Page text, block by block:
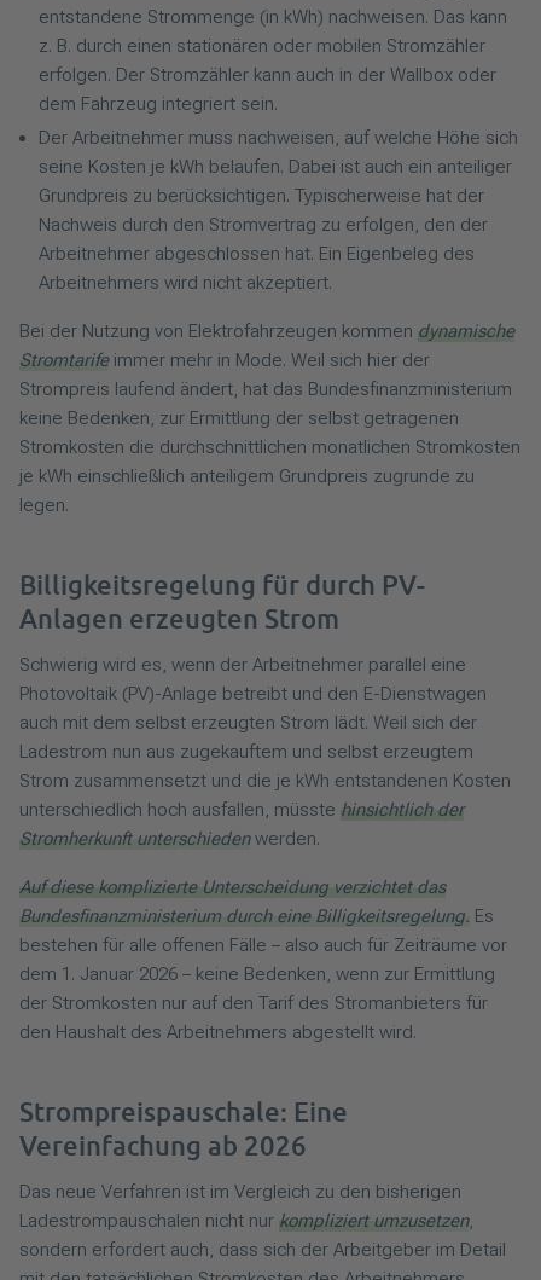
entstandene Strommenge (in kWh) nachweisen. Das kann
z. B. durch einen stationären oder mobilen Stromzähler
erfolgen. Der Stromzähler kann auch in der Wallbox oder
dem Fahrzeug integriert sein.
Der Arbeitnehmer muss nachweisen, auf welche Höhe sich
seine Kosten je kWh belaufen. Dabei ist auch ein anteiliger
Grundpreis zu berücksichtigen. Typischerweise hat der
Nachweis durch den Stromvertrag zu erfolgen, den der
Arbeitnehmer abgeschlossen hat. Ein Eigenbeleg des
Arbeitnehmers wird nicht akzeptiert.
Bei der Nutzung von Elektrofahrzeugen kommen dynamische
Stromtarifeimmer mehr in Mode. Weil sich hier der
Strompreis laufend ändert, hat das Bundesfinanzministerium
keine Bedenken, zur Ermittlung der selbst getragenen
Stromkosten die durchschnittlichen monatlichen Stromkosten
je kWh einschließlich anteiligem Grundpreis zugrunde zu
legen.
Billigkeitsregelung für durch PV-
Anlagen erzeugten Strom
Schwierig wird es, wenn der Arbeitnehmer parallel eine
Photovoltaik (PV)-Anlage betreibt und den E-Dienstwagen
auch mit dem selbst erzeugten Strom lädt. Weil sich der
Ladestrom nun aus zugekauftem und selbst erzeugtem
Strom zusammensetzt und die je kWh entstandenen Kosten
unterschiedlich hoch ausfallen, müsste hinsichtlich der
Stromherkunft unterschiedenwerden.
Auf diese komplizierte Unterscheidung verzichtet das
Bundesfinanzministerium durch eine Billigkeitsregelung. Es
bestehen für alle offenen Fälle – also auch für Zeiträume vor
dem 1. Januar 2026 – keine Bedenken, wenn zur Ermittlung
der Stromkosten nur auf den Tarif des Stromanbieters für
den Haushalt des Arbeitnehmers abgestellt wird.
Strompreispauschale: Eine
Vereinfachung ab 2026
Das neue Verfahren ist im Vergleich zu den bisherigen
Ladestrompauschalen nicht nur kompliziert umzusetzen,
sondern erfordert auch, dass sich der Arbeitgeber im Detail